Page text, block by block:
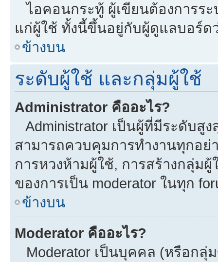
ไอคอนกระทู้ ผู้เขียนต้องการร
แก่ผู้ใช้ ทั้งนี้ขึ้นอยู่กับผู้ดูแลบอร์ด
ข้างบน
ระดับผู้ใช้ และกลุ่มผู้ใช้
Administrator คืออะไร?
Administrator เป็นผู้ที่มีระดับสู
สามารถควบคุมการทำงานทุกอย่
การหวงห้ามผู้ใช้, การสร้างกลุ่ม
ของการเป็น moderator ในทุก
ข้างบน
Moderator คืออะไร?
Moderator เป็นบุคคล (หรือก